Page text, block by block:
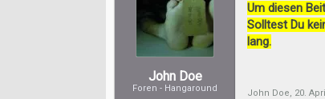
John Doe
Foren - Hangaround
Um diesen
Solltest Du
lang.
John Doe, 20.